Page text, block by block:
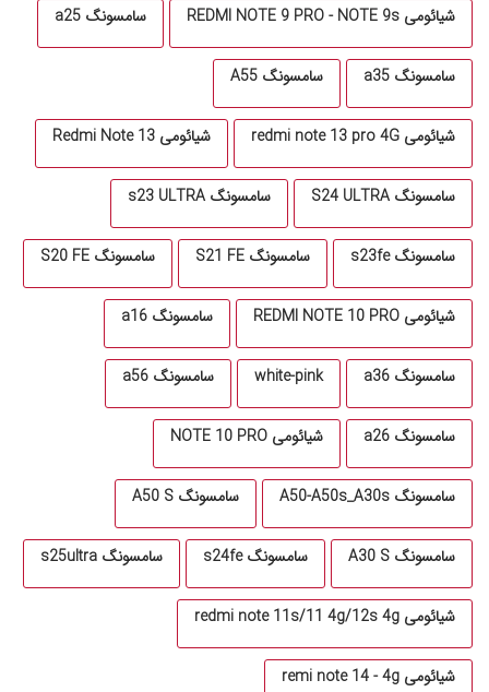
شیائومی REDMI NOTE 9 PRO - NOTE 9s سامسونگ a25
سامسونگ a35 سامسونگ A55
شیائومی redmi note 13 pro 4G شیائومی Redmi Note 13
سامسونگ S24 ULTRA سامسونگ s23 ULTRA
سامسونگ s23fe سامسونگ S21 FE سامسونگ S20 FE
شیائومی REDMI NOTE 10 PRO سامسونگ a16
سامسونگ a36 white-pink سامسونگ a56
سامسونگ a26 شیائومی NOTE 10 PRO
سامسونگ A50-A50s_A30s سامسونگ A50 S
سامسونگ A30 S سامسونگ s24fe سامسونگ s25ultra
شیائومی redmi note 11s/11 4g/12s 4g
شیائومی remi note 14 - 4g